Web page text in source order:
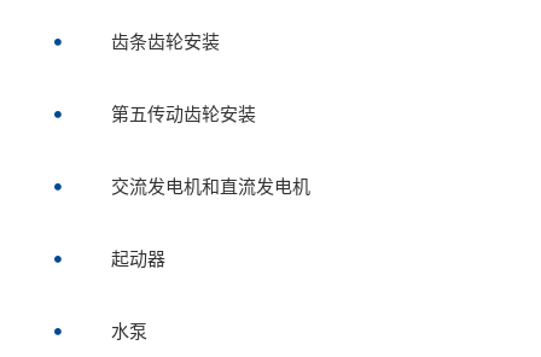
 齿条齿轮安装
 第五传动齿轮安装
 交流发电机和直流发电机
 起动器
 水泵